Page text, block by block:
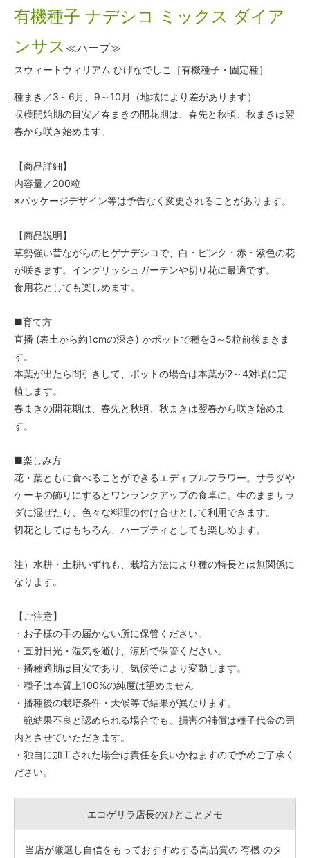
有機種子 ナデシコ ミックス ダイア
ンサス ≪ハーブ≫
スウィートウィリアム ひげなでしこ［有機種子・固定種］
種まき／3～6月、9～10月（地域により差があります）
収穫開始期の目安／春まきの開花期は、春先と秋頃、秋まきは翌
春から咲き始めます。
【商品詳細】
内容量／200粒
※パッケージデザイン等は予告なく変更されることがあります。
【商品説明】
草勢強い昔ながらのヒゲナデシコで、白・ピンク・赤・紫色の花
が咲きます。イングリッシュガーテンや切り花に最適です。
食用花としても楽しめます。
■育て方
直播 (表土から約1cmの深さ) かポットで種を3～5粒前後まきま
す。
本葉が出たら間引きして、ポットの場合は本葉が2～4対頃に定
植します。
春まきの開花期は、春先と秋頃、秋まきは翌春から咲き始めま
す。
■楽しみ方
花・葉ともに食べることができるエディブルフラワー。サラダや
ケーキの飾りにするとワンランクアップの食卓に。生のままサラ
ダに混ぜたり、色々な料理の付け合せとして利用できます。
切花としてはもちろん、ハーブティとしても楽しめます。
注）水耕・土耕いずれも、栽培方法により種の特長とは無関係に
なります。
【ご注意】
・お子様の手の届かない所に保管ください。
・直射日光・湿気を避け、涼所で保管ください。
・播種適期は目安であり、気候等により変動します。
・種子は本質上100%の純度は望めません
・播種後の栽培条件・天候等で結果が異なります。
範結果不良と認められる場合でも、損害の補償は種子代金の囲
内とさせていただきます。
・独自に加工された場合は責任を負いかねますので予めご了承く
ださい。
エコゲリラ店長のひとことメモ
当店が厳選し自信をもっておすすめする高品質の 有機 のタ